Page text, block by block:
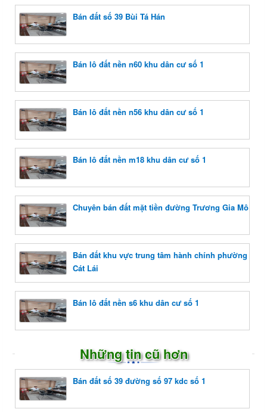
Bán đất số 39 Bùi Tá Hán
Bán lô đất nền n60 khu dân cư số 1
Bán lô đất nền n56 khu dân cư số 1
Bán lô đất nền m18 khu dân cư số 1
Chuyên bán đất mặt tiền đường Trương Gia Mô
Bán đất khu vực trung tâm hành chính phường
Cát Lái
Bán lô đất nền s6 khu dân cư số 1
Những tin cũ hơn
Bán đất số 39 đường số 97 kdc số 1